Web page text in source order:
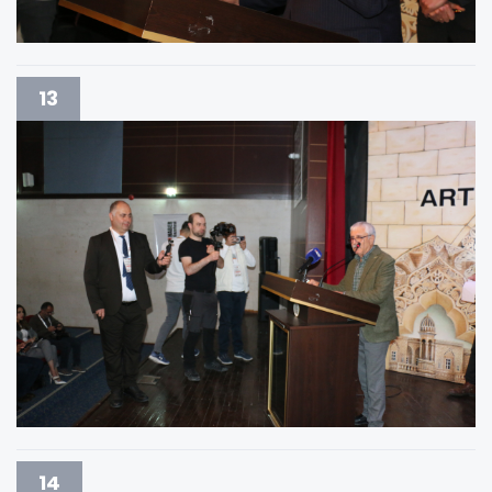
13
14